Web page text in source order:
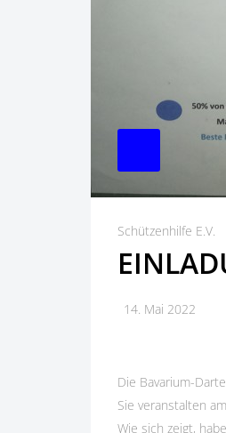
Schützenhilfe E.V.
14. Mai 2022
Die Bavarium-
Sie veranstalten
Wie sich zeigt,